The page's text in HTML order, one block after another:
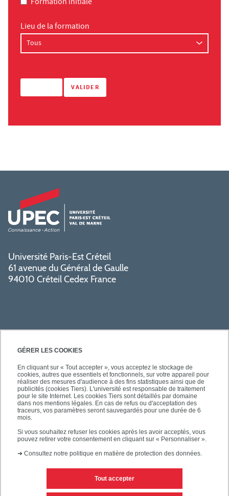
GÉRER LES COOKIES
En cliquant sur « Tout accepter », vous acceptez le stockage de
cookies, autres que essentiels et fonctionnels, sur votre appareil pour
réaliser des mesures d'audience à des fins statistiques ainsi que de
publicités (cookies Tiers). L'université est responsable de traitement
pour le site Internet. Les cookies Tiers sont détaillés par domaine
dans nos mentions légales. En cas de refus ou d'acceptation des
traceurs, vos paramètres seront sauvegardés pour une durée de 6
mois.
Si vous souhaitez refuser les cookies après les avoir acceptés, vous
pouvez retirer votre consentement en cliquant sur « Personnaliser ».
➜ Consultez notre politique en matière de protection des données.
Tout accepter
Formation initiale
Lieu de la formation
Université Paris-Est Créteil
61 avenue du Général de Gaulle
94010 Créteil Cedex France
SÉCURITÉ
SUIVEZ-NOUS